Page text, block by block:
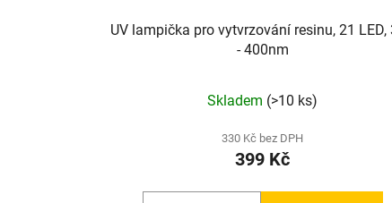
UV lampička pro vytvrzování resinu, 21 LED,
- 400nm
Skladem (>10 ks)
330 Kč bez DPH
399 Kč